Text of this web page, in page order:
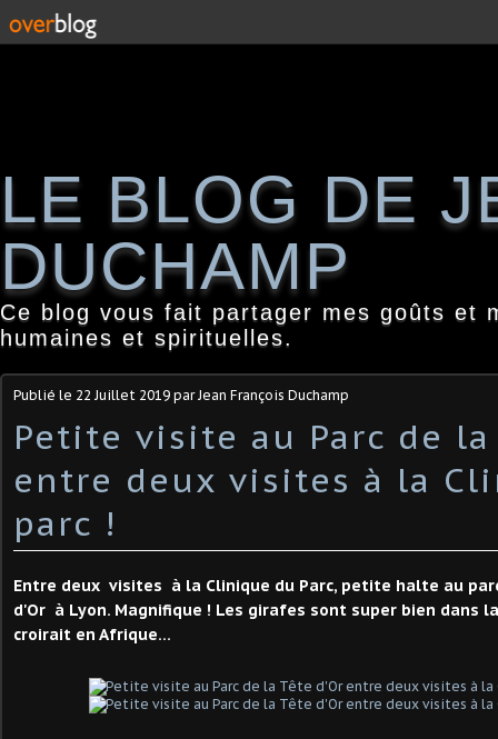
LE BLOG DE
DUCHAMP
Ce blog vous fait partager mes goûts et
humaines et spirituelles.
Publié le 22 Juillet 2019 par Jean François Duchamp
Petite visite au Parc de la
entre deux visites à la
parc !
Entre deux visites à la Clinique du Parc, petite halte au
d'Or à Lyon. Magnifique ! Les girafes sont super bien dans
croirait en Afrique...